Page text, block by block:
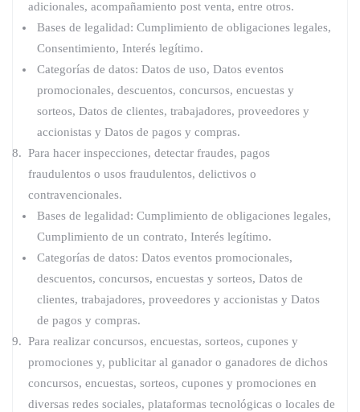
adicionales, acompañamiento post venta, entre otros.
Bases de legalidad: Cumplimiento de obligaciones legales,
Consentimiento, Interés legítimo.
Categorías de datos: Datos de uso, Datos eventos
promocionales, descuentos, concursos, encuestas y
sorteos, Datos de clientes, trabajadores, proveedores y
accionistas y Datos de pagos y compras.
Para hacer inspecciones, detectar fraudes, pagos
fraudulentos o usos fraudulentos, delictivos o
contravencionales.
Bases de legalidad: Cumplimiento de obligaciones legales,
Cumplimiento de un contrato, Interés legítimo.
Categorías de datos: Datos eventos promocionales,
descuentos, concursos, encuestas y sorteos, Datos de
clientes, trabajadores, proveedores y accionistas y Datos
de pagos y compras.
Para realizar concursos, encuestas, sorteos, cupones y
promociones y, publicitar al ganador o ganadores de dichos
concursos, encuestas, sorteos, cupones y promociones en
diversas redes sociales, plataformas tecnológicas o locales de